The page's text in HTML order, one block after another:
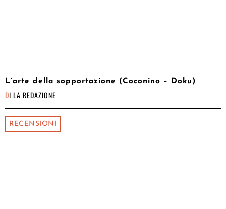
L’arte della sopportazione (Coconino – Doku)
DI LA REDAZIONE
RECENSIONI